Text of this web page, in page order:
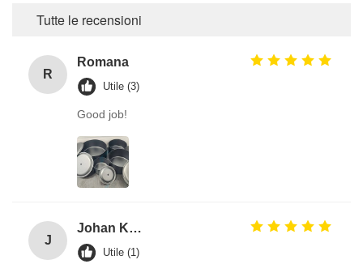
Tutte le recensioni
R
Romana
Utile (3)
Good job!
J
Johan KAES
Utile (1)